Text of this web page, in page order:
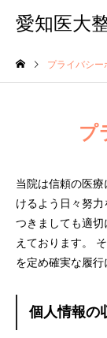
愛知医大
プライバシー
プ
当院は信頼の医
けるよう日々努
つきましても適
えております。
を定め確実な履行
個人情報の